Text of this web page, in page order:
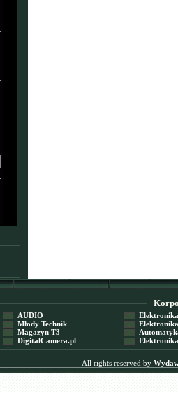
AUDIO
Młody Technik
Magazyn T3
DigitalCamera.pl
Elektronika
Elektronika
Automatyka
Elektronika
All rights reserved by